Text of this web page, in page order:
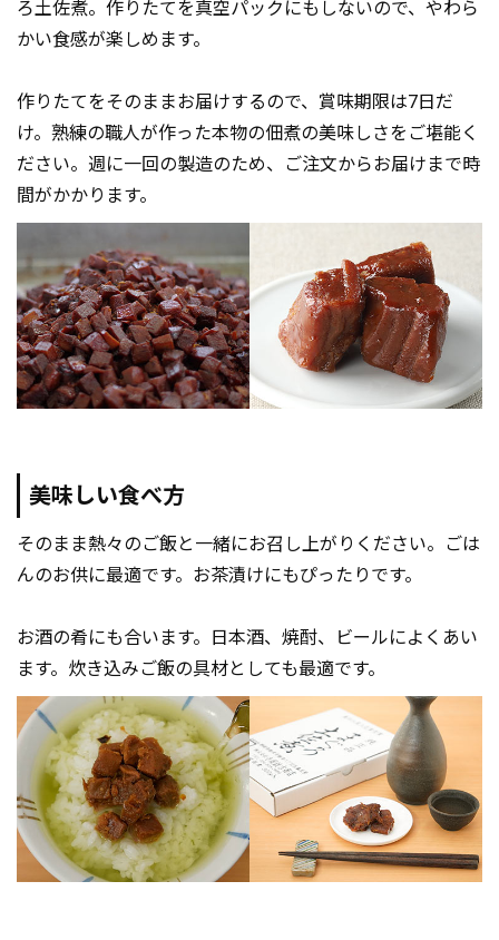
ろ土佐煮。作りたてを真空パックにもしないので、やわら
かい食感が楽しめます。
作りたてをそのままお届けするので、賞味期限は7日だ
け。熟練の職人が作った本物の佃煮の美味しさをご堪能く
ださい。週に一回の製造のため、ご注文からお届けまで時
間がかかります。
美味しい食べ方
そのまま熱々のご飯と一緒にお召し上がりください。ごは
んのお供に最適です。お茶漬けにもぴったりです。
お酒の肴にも合います。日本酒、焼酎、ビールによくあい
ます。炊き込みご飯の具材としても最適です。